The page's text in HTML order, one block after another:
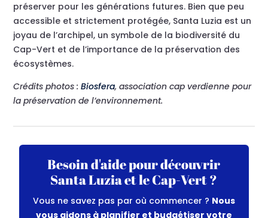
préserver pour les générations futures. Bien que peu
accessible et strictement protégée, Santa Luzia est un
joyau de l’archipel, un symbole de la biodiversité du
Cap-Vert et de l’importance de la préservation des
écosystèmes.
Crédits photos :Biosfera, association cap verdienne pour
la préservation de l’environnement.
Besoin d'aide pour découvrir
Santa Luzia et le Cap-Vert ?
Vous ne savez pas par où commencer ? Nous
vous aidons à planifier et budgétiser votre